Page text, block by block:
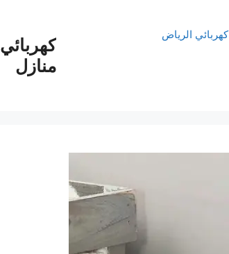
كهربائي
منازل
كهربائي الرياض